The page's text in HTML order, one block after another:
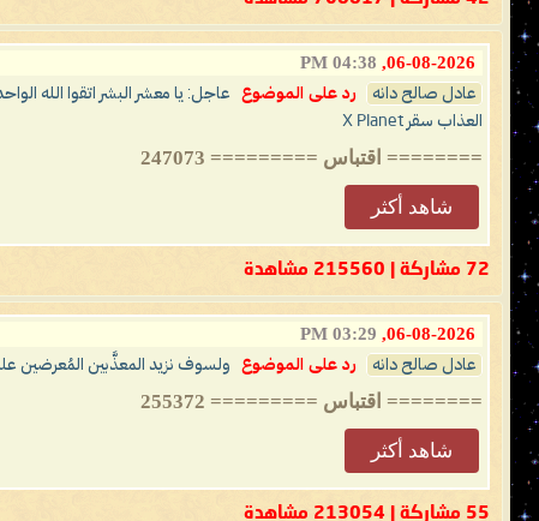
06-08-2026,
04:38 PM
عادل صالح دانه رد على الموضوع عاجل: يا معشر البشر اتقوا الله
العذاب سقر X Planet
======== اقتباس ========= 247073
شاهد أكثر
72 مشاركة | 215560 مشاهدة
06-08-2026,
03:29 PM
عادل صالح دانه رد على الموضوع ولسوف نزيد المعذَّبين المُعرضين
======== اقتباس ========= 255372
شاهد أكثر
55 مشاركة | 213054 مشاهدة